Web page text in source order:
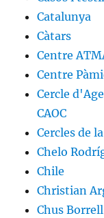
Catalunya
Càtars
Centre
Centre
Cercle
CAOC
Cercles de
Chelo
Chile
Christian
Chus